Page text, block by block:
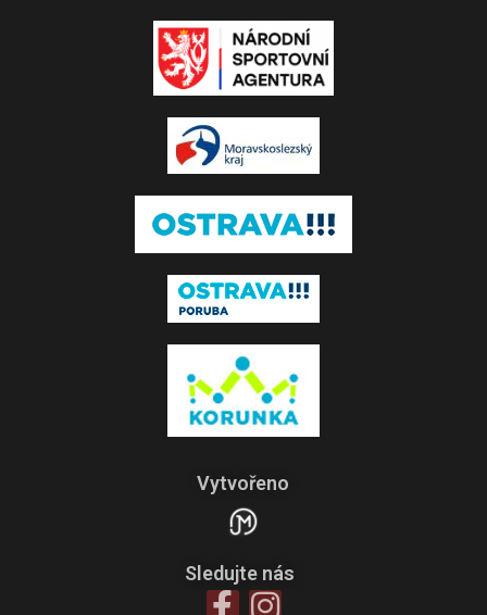
Vytvořeno
Sledujte nás